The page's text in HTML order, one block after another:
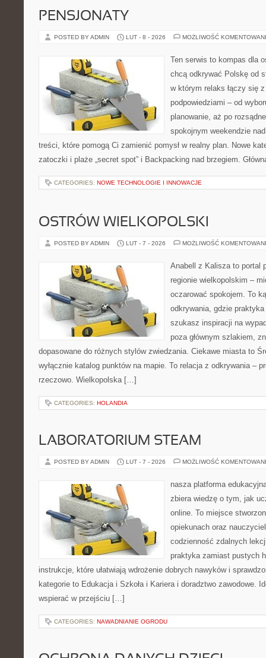
PENSJONATY
POSTED BY ADMIN LUT - 8 - 2026 MOŻLIWOŚĆ
Ten serwis to kompas dla
chcą odkrywać Polskę od
w którym relaks łączy się
podpowiedziami – od
planowanie, aż po
spokojnym weekendzie
treści, które pomogą Ci zamienić pomysł w realny plan. Nowe
zatoczki i plaże „secret spot” i Backpacking nad brzegiem.
CATEGORIES: NOWE TECHNOLOGIE I INNOWACJE
OSTRÓW WIELKOPOLSKI
POSTED BY ADMIN LUT - 7 - 2026 MOŻLIWOŚĆ
Anabell z Kalisza to portal
regionie wielkopolskim –
oczarować spokojem. To
odkrywania, gdzie
szukasz inspiracji na
poza głównym szlakiem,
dopasowane do różnych stylów zwiedzania. Ciekawe miasta to
wyłącznie katalog punktów na mapie. To relacja z odkrywania –
rzeczowo. Wielkopolska […]
CATEGORIES: HOLANDIA
LABORATORIUM STEAM
POSTED BY ADMIN LUT - 7 - 2026 MOŻLIWOŚĆ
nasza platforma
zbiera wiedzę o tym, jak
online. To miejsce
opiekunach oraz
codzienność zdalnych
praktyka zamiast pustych
instrukcje, które ułatwiają wdrożenie dobrych nawyków i
kategorie to Edukacja i Szkoła i Kariera i doradztwo zawodowe.
wspierać w przejściu […]
CATEGORIES: NAWADNIANIE OGRODU